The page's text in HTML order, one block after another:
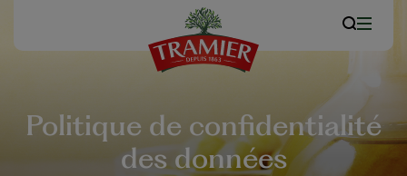
Politique de confidentialité
des données